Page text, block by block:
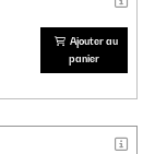
Ajouter au
panier